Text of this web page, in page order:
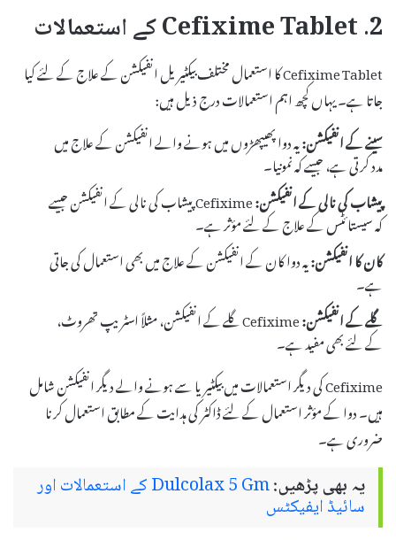
2. Cefixime Tablet کے استعمالات
Cefixime Tablet کا استعمال مختلف بیکٹیریل انفیکشن کے علاج کے لئے کیا
جاتا ہے۔ یہاں کچھ اہم استعمالات درج ذیل ہیں:
سینے کے انفیکشن:یہ دوا پھیپھڑوں میں ہونے والے انفیکشن کے علاج میں
مدد کرتی ہے، جیسے کہ نمونیا۔
پیشاب کی نالی کے انفیکشن:
Cefixime پیشاب کی نالی کے انفیکشن جیسے
کہ سیستائٹس کے علاج کے لئے مؤثر ہے۔
کان کا انفیکشن:یہ دوا کان کے انفیکشن کے علاج میں بھی استعمال کی جاتی
ہے۔
گلے کے انفیکشن:
Cefixime گلے کے انفیکشن، مثلاً اسٹریپ تھروٹ،
کے لئے بھی مفید ہے۔
Cefixime کی دیگر استعمالات میں بیکٹیریا سے ہونے والے دیگر انفیکشن شامل
ہیں۔ دوا کے مؤثر استعمال کے لئے ڈاکٹر کی ہدایت کے مطابق استعمال کرنا
ضروری ہے۔
یہ بھی پڑھیں: Dulcolax 5 Gm کے استعمالات اور
سائیڈ ایفیکٹس